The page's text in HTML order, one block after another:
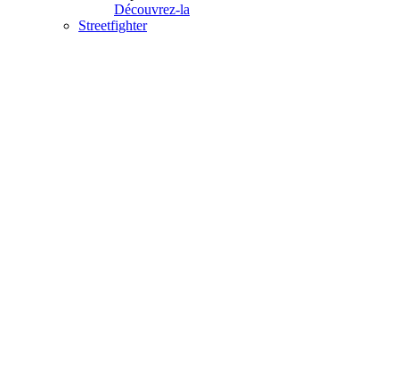
Découvrez-la
Streetfighter